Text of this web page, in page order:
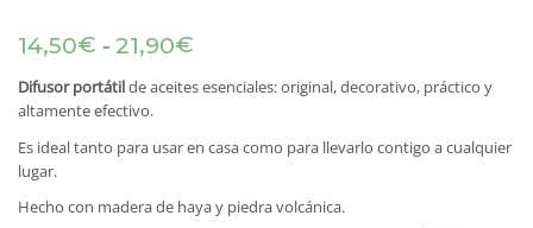
14,50€ - 21,90€
precios:
hasta
Difusor portátilde aceites esenciales: original, decorativo, práctico y
altamente efectivo.
Es ideal tanto para usar en casa como para llevarlo contigo a cualquier
lugar.
Hecho con madera de haya y piedra volcánica.